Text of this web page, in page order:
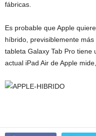
fábricas.
Es probable que Apple
híbrido, previsiblemente
tableta Galaxy Tab Pro tiene
actual iPad Air de Apple